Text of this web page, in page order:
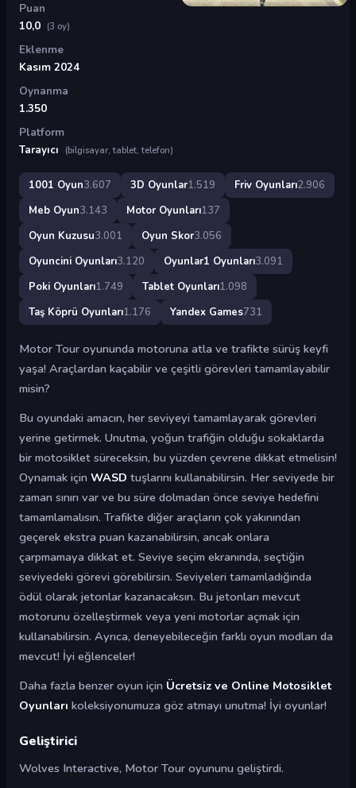
Puan
10,0 (3 oy)
Eklenme
Kasım 2024
Oynanma
1.350
Platform
Tarayıcı
(bilgisayar, tablet, telefon)
1001 Oyun3.607 3D Oyunlar1.519 Friv Oyunları2.906
Meb Oyun3.143 Motor Oyunları137
Oyun Kuzusu3.001 Oyun Skor3.056
Oyuncini Oyunları3.120 Oyunlar1 Oyunları3.091
Poki Oyunları1.749 Tablet Oyunları1.098
Taş Köprü Oyunları1.176 Yandex Games731
Motor Tour oyununda motoruna atla ve trafikte sürüş keyfi
yaşa! Araçlardan kaçabilir ve çeşitli görevleri tamamlayabilir
misin?
Bu oyundaki amacın, her seviyeyi tamamlayarak görevleri
yerine getirmek. Unutma, yoğun trafiğin olduğu sokaklarda
bir motosiklet süreceksin, bu yüzden çevrene dikkat etmelisin!
Oynamak için WASD tuşlarını kullanabilirsin. Her seviyede bir
zaman sınırı var ve bu süre dolmadan önce seviye hedefini
tamamlamalısın. Trafikte diğer araçların çok yakınından
geçerek ekstra puan kazanabilirsin, ancak onlara
çarpmamaya dikkat et. Seviye seçim ekranında, seçtiğin
seviyedeki görevi görebilirsin. Seviyeleri tamamladığında
ödül olarak jetonlar kazanacaksın. Bu jetonları mevcut
motorunu özelleştirmek veya yeni motorlar açmak için
kullanabilirsin. Ayrıca, deneyebileceğin farklı oyun modları da
mevcut! İyi eğlenceler!
Daha fazla benzer oyun için Ücretsiz ve Online Motosiklet
Oyunları koleksiyonumuza göz atmayı unutma! İyi oyunlar!
Geliştirici
Wolves Interactive, Motor Tour oyununu geliştirdi.